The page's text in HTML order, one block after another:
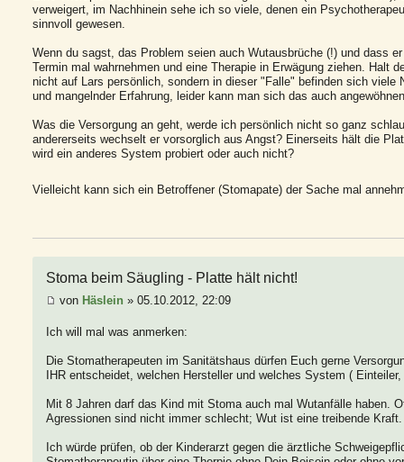
verweigert, im Nachhinein sehe ich so viele, denen ein
sinnvoll gewesen.
Wenn du sagst, das Problem seien auch Wutausbrüche (!) und dass
Termin mal wahrnehmen und eine Therapie in Erwägung ziehen. Halt
nicht auf Lars persönlich, sondern in dieser "Falle" befinden sich viele
und mangelnder Erfahrung, leider kann man sich das auch
Was die Versorgung an geht, werde ich persönlich nicht so ganz
andererseits wechselt er vorsorglich aus Angst? Einerseits hält die
wird ein anderes System probiert oder auch nicht?
Vielleicht kann sich ein Betroffener (Stomapate) der Sache mal
Stoma beim Säugling - Platte hält nicht!
von Häslein » 05.10.2012, 22:09
Ich will mal was anmerken:
Die Stomatherapeuten im Sanitätshaus dürfen Euch gerne
IHR entscheidet, welchen Hersteller und welches System (
Mit 8 Jahren darf das Kind mit Stoma auch mal Wutanfälle haben.
Agressionen sind nicht immer schlecht; Wut ist eine treibende Kraft.
Ich würde prüfen, ob der Kinderarzt gegen die ärztliche